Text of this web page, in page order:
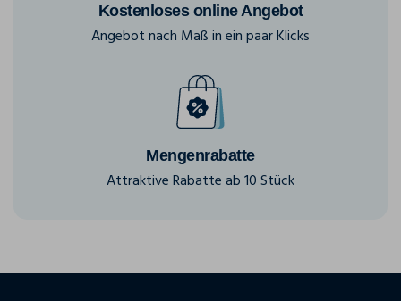
Kostenloses online Angebot
Angebot nach Maß in ein paar Klicks
Mengenrabatte
Attraktive Rabatte ab 10 Stück